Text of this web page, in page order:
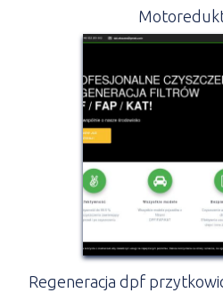
Regeneracja dpf